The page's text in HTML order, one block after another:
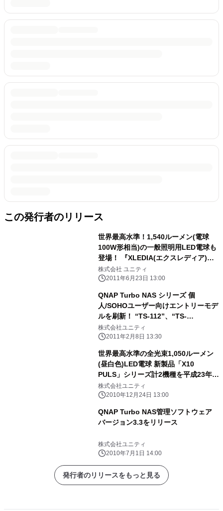
この発行者のリリース
世界最高水準！1,540ルーメン(電球
100W形相当)の一般照明用LED電球も
登場！ 『XLEDIA(エクスレディア)』
新シリーズ「X17」7月1日より順次取
扱い開始
株式会社 ユニティ
2011年6月23日 13:00
QNAP Turbo NAS シリーズ 個
人/SOHOユーザー向けエントリーモデ
ルを刷新！ “TS-112”、“TS-
212”、“TS-412”を2月18日発売
株式会社ユニティ
2011年2月8日 13:30
世界最高水準の全光束1,050ルーメン
(昼白色)LED電球 新製品「X10
PULS」シリーズ計2機種を平成23年1
月20日より発売開始！！ 【衝撃の明
るさ！新エクスレディア(XLEDIA)登
株式会社ユニティ
2010年12月24日 13:00
QNAP Turbo NAS管理ソフトウェア
バージョン3.3をリリース
株式会社ユニティ
2010年7月1日 14:00
発行者のリリースをもっと見る